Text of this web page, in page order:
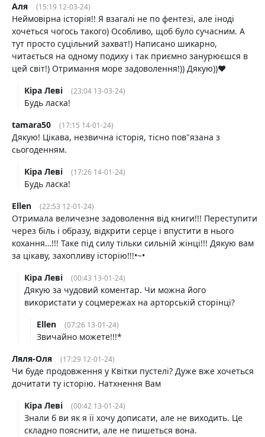
Аля
(15:19 12-03-24)
Неймовірна історія!! Я взагалі не по фентезі, але іноді
хочеться чогось такого) Особливо, щоб було сучасним. А
тут просто суцільний захват!) Написано шикарно,
читається на одному подиху і так приємно занурюєшся в
цей світ!) Отримання море задоволення!)) Дякую))❤️
Кіра Леві
(23:04 13-03-24)
Будь ласка!
tamara50
(17:15 14-01-24)
Дякую! Цікава, незвична історія, тісно пов"язана з
сьогоденням.
Кіра Леві
(17:26 14-01-24)
Будь ласка!
Ellen
(22:53 12-01-24)
Отримала величезне задоволення від книги!!! Переступити
через біль і образу, відкрити серце і впустити в нього
кохання…!!! Таке під силу тільки сильній жінці!!! Дякую вам
за цікаву, захопливу історію!!!•~•
Кіра Леві
(00:43 13-01-24)
Дякую за чудовий коментар. Чи можна його
використати у соцмережах на арторській сторінці?
Ellen
(07:26 13-01-24)
Звичайно можете!!!*
Ляля-Оля
(17:29 12-01-24)
Чи буде продовження у Квітки пустелі? Дуже вже хочеться
дочитати ту історію. Натхнення Вам
Кіра Леві
(00:42 13-01-24)
Знали б ви як я її хочу дописати, але не виходить. Це
складно пояснити, але не пишеться вона.